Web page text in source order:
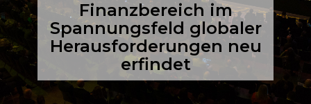
Finanzbereich im
Spannungsfeld globaler
Herausforderungen neu
erfindet